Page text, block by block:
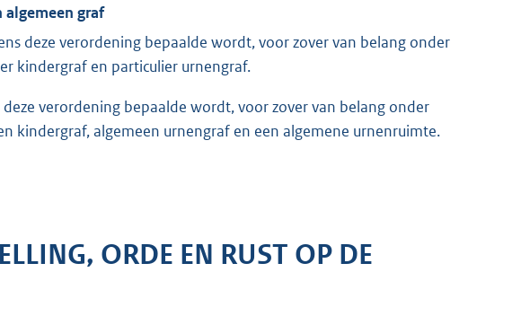
graf
deze verordening bepaalde wordt, voor zover van belang onder
kindergraf en particulier urnengraf.
verordening bepaalde wordt, voor zover van belang onder
kindergraf, algemeen urnengraf en een algemene urnenruimte.
ORDE EN RUST OP DE